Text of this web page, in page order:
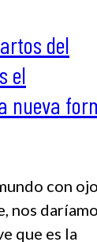
del
el
nueva
con
nos
que es la